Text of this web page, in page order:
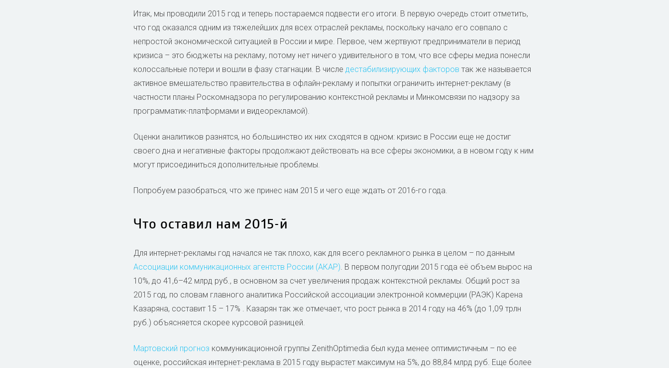
Итак, мы проводили 2015 год и теперь постараемся подвести его итоги. В первую очередь стоит отметить,
что год оказался одним из тяжелейших для всех отраслей рекламы, поскольку начало его совпало с
непростой экономической ситуацией в России и мире. Первое, чем жертвуют предприниматели в период
кризиса – это бюджеты на рекламу, потому нет ничего удивительного в том, что все сферы медиа понесли
колоссальные потери и вошли в фазу стагнации. В числе дестабилизирующих факторов так же называется
активное вмешательство правительства в офлайн-рекламу и попытки ограничить интернет-рекламу (в
частности планы Роскомнадзора по регулированию контекстной рекламы и Минкомсвязи по надзору за
программатик-платформами и видеорекламой).
Оценки аналитиков разнятся, но большинство их них сходятся в одном: кризис в России еще не достиг
своего дна и негативные факторы продолжают действовать на все сферы экономики, а в новом году к ним
могут присоединиться дополнительные проблемы.
Попробуем разобраться, что же принес нам 2015 и чего еще ждать от 2016-го года.
Что оставил нам 2015-й
Для интернет-рекламы год начался не так плохо, как для всего рекламного рынка в целом – по данным
Ассоциации коммуникационных агентств России (АКАР). В первом полугодии 2015 года её объем вырос на
10%, до 41,6–42 млрд руб., в основном за счет увеличения продаж контекстной рекламы. Общий рост за
2015 год, по словам главного аналитика Российской ассоциации электронной коммерции (РАЭК) Карена
Казаряна, составит 15 – 17% . Казарян так же отмечает, что рост рынка в 2014 году на 46% (до 1,09 трлн
руб.) объясняется скорее курсовой разницей.
Мартовский прогноз коммуникационной группы ZenithOptimedia был куда менее оптимистичным – по ее
оценке, российская интернет-реклама в 2015 году вырастет максимум на 5%, до 88,84 млрд руб. Еще более